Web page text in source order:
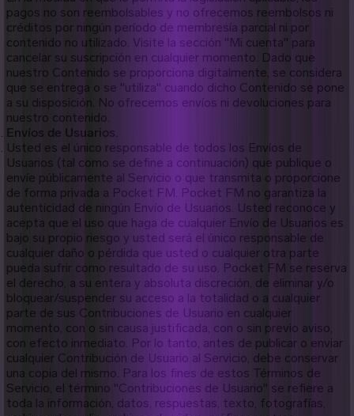
pagos no son reembolsables y no ofrecemos reembolsos ni
créditos por ningún período de membresía parcial ni por
contenido no utilizado. Visite la sección "Mi cuenta" para
cancelar su suscripción en cualquier momento. Dado que
nuestro Contenido se proporciona digitalmente, se considera
que se entrega o se "utiliza" cuando dicho Contenido se pone
a su disposición. No ofrecemos envíos ni devoluciones para
nuestro contenido.
Envíos de Usuarios.
Usted es el único responsable de todos los Envíos de
Usuarios (tal como se define a continuación) que publique o
envíe públicamente al Servicio o que transmita o proporcione
de forma privada a Pocket FM. Pocket FM no garantiza la
autenticidad de ningún Envío de Usuarios. Usted reconoce y
acepta que el uso que haga de cualquier Envío de Usuarios es
bajo su propio riesgo y usted será el único responsable de
cualquier daño o pérdida que usted o cualquier otra parte
pueda sufrir como resultado de su uso. Pocket FM se reserva
el derecho, a su entera y absoluta discreción, de eliminar y/o
bloquear/suspender su acceso a la totalidad o a cualquier
parte de sus Contribuciones de Usuario en cualquier
momento, con o sin causa justificada, con o sin previo aviso,
con efecto inmediato. Por lo tanto, antes de publicar o enviar
cualquier Contribución de Usuario al Servicio, debe conservar
una copia del mismo. Para los fines de estos Términos de
Servicio, el término "Contribuciones de Usuario" se refiere a
toda la información, datos, respuestas, texto, fotografías,